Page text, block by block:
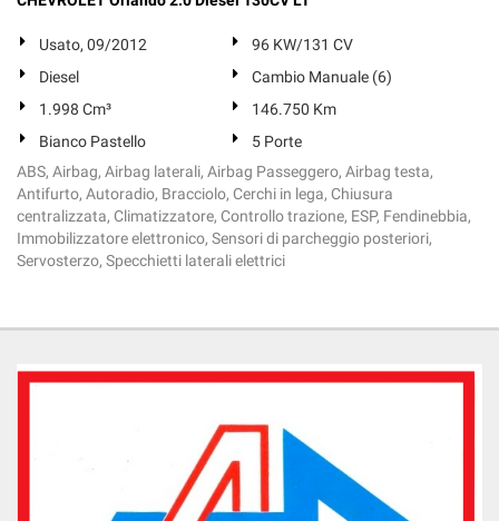
Usato, 09/2012
96 KW/131 CV
Diesel
Cambio Manuale (6)
1.998 Cm³
146.750 Km
Bianco Pastello
5 Porte
ABS, Airbag, Airbag laterali, Airbag Passeggero, Airbag testa,
Antifurto, Autoradio, Bracciolo, Cerchi in lega, Chiusura
centralizzata, Climatizzatore, Controllo trazione, ESP, Fendinebbia,
Immobilizzatore elettronico, Sensori di parcheggio posteriori,
Servosterzo, Specchietti laterali elettrici
le